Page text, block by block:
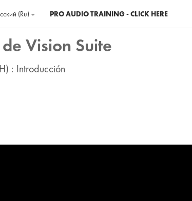
‎(ru)‎ PRO AUDIO TRAINING - CLICK HERE
Vision Suite
: Introducción